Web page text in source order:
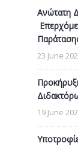
Ανώτατη
23 June
19 June